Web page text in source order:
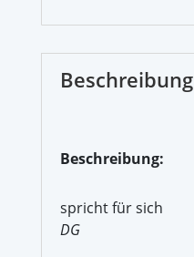
Beschreibung
Beschreibung:
spricht für sich
DG